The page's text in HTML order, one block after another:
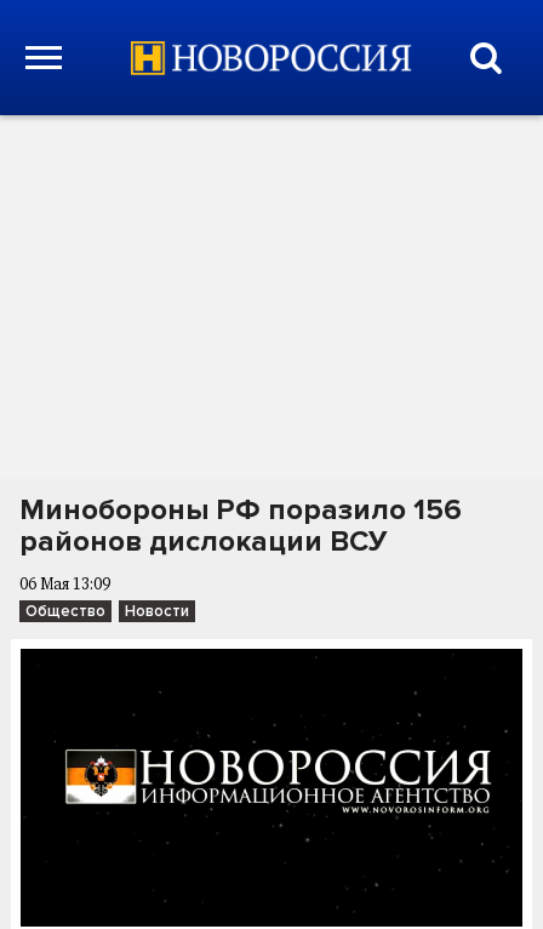
Минобороны РФ поразило 156
районов дислокации ВСУ
06 Мая 13:09
Общество Новости